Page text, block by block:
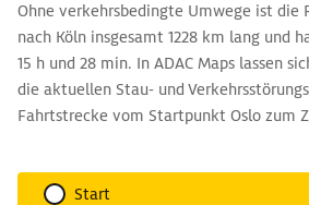
Ohne verkehrsbedingte Umwege ist die
nach Köln insgesamt 1228 km lang und
15 h und 28 min. In ADAC Maps lassen
die aktuellen Stau- und
Fahrtstrecke vom Startpunkt Oslo zum
Start